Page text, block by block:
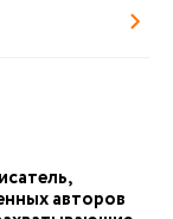
авторов